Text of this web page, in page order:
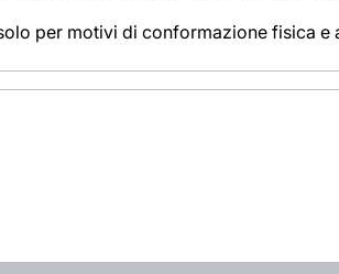
per motivi di conformazione fisica